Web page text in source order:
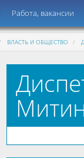
Работа, вакансии
ВЛАСТЬ И ОБЩЕСТВО